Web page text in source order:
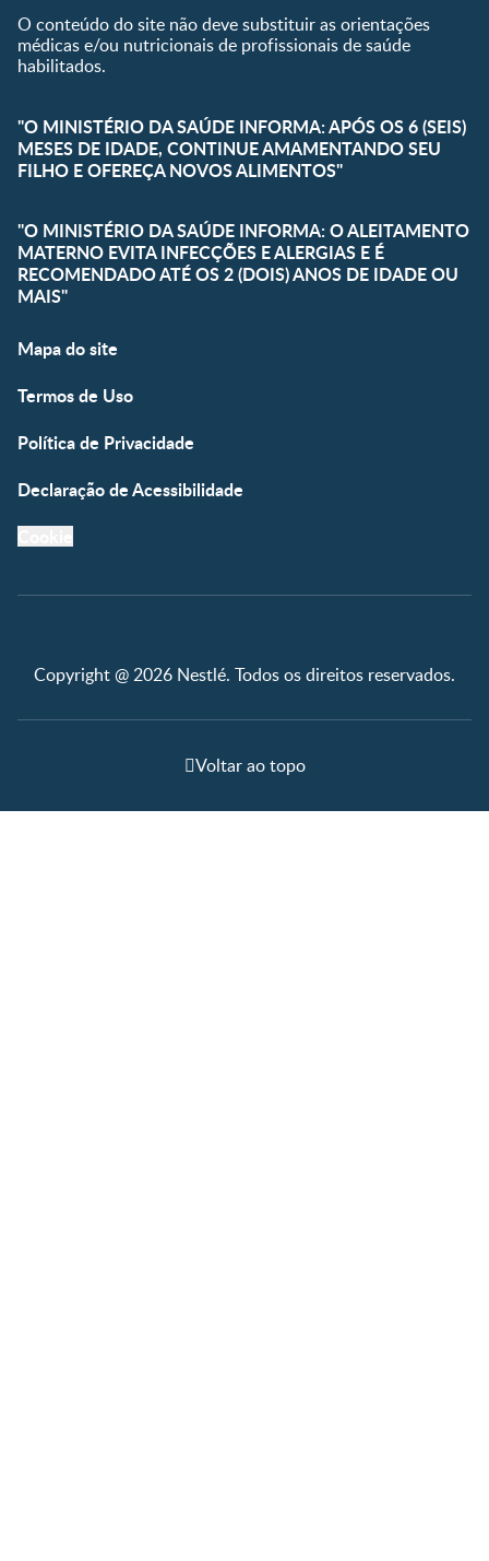
O conteúdo do site não deve substituir as orientações
médicas e/ou nutricionais de profissionais de saúde
habilitados.
"O MINISTÉRIO DA SAÚDE INFORMA: APÓS OS 6 (SEIS)
MESES DE IDADE, CONTINUE AMAMENTANDO SEU
FILHO E OFEREÇA NOVOS ALIMENTOS"
"O MINISTÉRIO DA SAÚDE INFORMA: O ALEITAMENTO
MATERNO EVITA INFECÇÕES E ALERGIAS E É
RECOMENDADO ATÉ OS 2 (DOIS) ANOS DE IDADE OU
MAIS"
Mapa do site
Termos de Uso
Política de Privacidade
Declaração de Acessibilidade
Copyright @ 2026 Nestlé. Todos os direitos reservados.
Voltar ao topo